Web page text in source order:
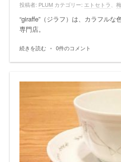
投稿者: PLUM カテゴリー: エトセトラ、
“giraffe”（ジラフ）は、カラフルな
専門店。
続きを読む • 0件のコメント